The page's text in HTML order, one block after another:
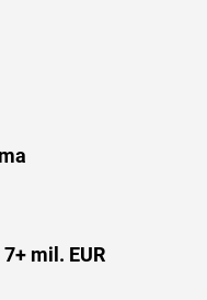
mil. EUR